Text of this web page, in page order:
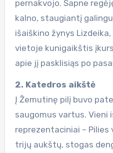
pernakvojo. Sapne
kalno, staugiantį
išaiškino žynys
vietoje kunigaikštis
apie jį pasklisiąs po
2. Katedros aikštė
Į Žemutinę pilį buvo
saugomus vartus. Vieni
reprezentaciniai –
trijų aukštų, stogas